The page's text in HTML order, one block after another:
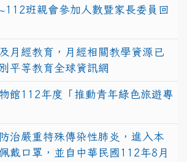
班親會參加人數暨家長委員回
月經教育，月經相關教學資源已
平等教育全球資訊網
館112年度「推動青年綠色旅遊專
治嚴重特殊傳染性肺炎，進入本
戴口罩，並自中華民國112年8月